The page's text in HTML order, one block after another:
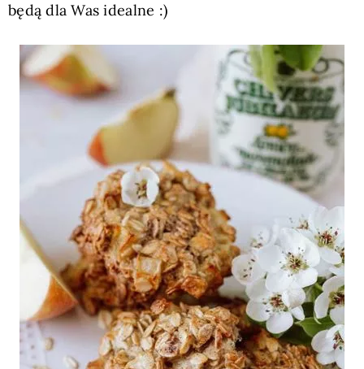
będą dla Was idealne :)